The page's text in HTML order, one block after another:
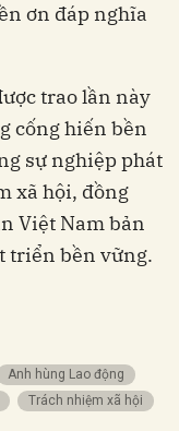
ơn đáp nghĩa
trao lần này
cống hiến bền
sự nghiệp phát
xã hội, đồng
Việt Nam bản
triển bền vững.
Anh hùng Lao động
Trách nhiệm xã hội